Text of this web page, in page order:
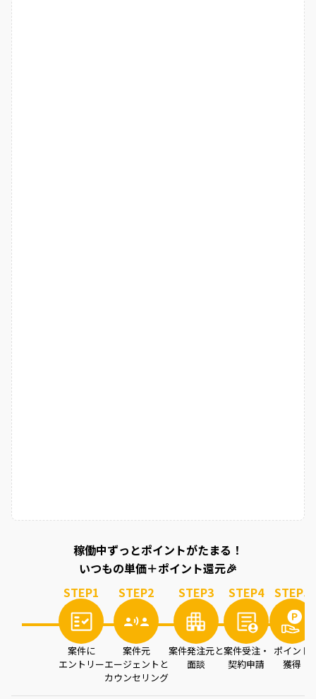
稼働中ずっとポイントがたまる！
いつもの単価＋ポイント還元🎉
STEP1
案件に
エントリー
STEP2
案件元
エージェントと
カウンセリング
STEP3
案件発注元と
面談
STEP4
案件受注・
契約申請
STEP5
ポイント
獲得